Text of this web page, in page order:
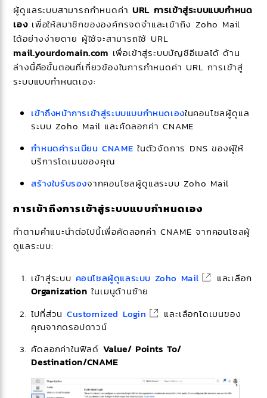
ผู้ดูแลระบบสามารถกำหนดค่าURL การเข้าสู่ระบบแบบกำหนด
เองเพื่อให้สมาชิกขององค์กรจดจำและเข้าถึง Zoho Mail
ได้อย่างง่ายดาย ผู้ใช้จะสามารถใช้ URL
mail.yourdomain.com เพื่อเข้าสู่ระบบบัญชีอีเมลได้ ด้าน
ล่างนี้คือขั้นตอนที่เกี่ยวข้องในการกำหนดค่า URL การเข้าสู่
ระบบแบบกำหนดเอง:
เข้าถึงหน้าการเข้าสู่ระบบแบบกำหนดเองในคอนโซลผู้ดูแล
ระบบ Zoho Mail และคัดลอกค่า CNAME
กำหนดค่าระเบียน CNAME ในตัวจัดการ DNS ของผู้ให้
บริการโดเมนของคุณ
สร้างใบรับรองจากคอนโซลผู้ดูแลระบบ Zoho Mail
การเข้าถึงการเข้าสู่ระบบแบบกำหนดเอง
ทำตามคำแนะนำต่อไปนี้เพื่อคัดลอกค่า CNAME จากคอนโซลผู้
ดูแลระบบ:
เข้าสู่ระบบ คอนโซลผู้ดูแลระบบ Zoho Mail
และเลือก
Organization ในเมนูด้านซ้าย
ไปที่ส่วนCustomized Login
และเลือกโดเมนของ
คุณจากดรอปดาวน์
คัดลอกค่าในฟิลด์ Value/ Points To/
Destination/CNAME